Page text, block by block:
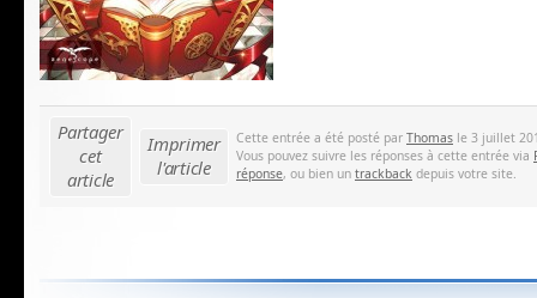
Partager
cet
article
Imprimer
l'article
Cette entrée a été posté par Thomas le 3 juillet
Vous pouvez suivre les réponses à cette entrée via
réponse, ou bien un trackback depuis votre site.